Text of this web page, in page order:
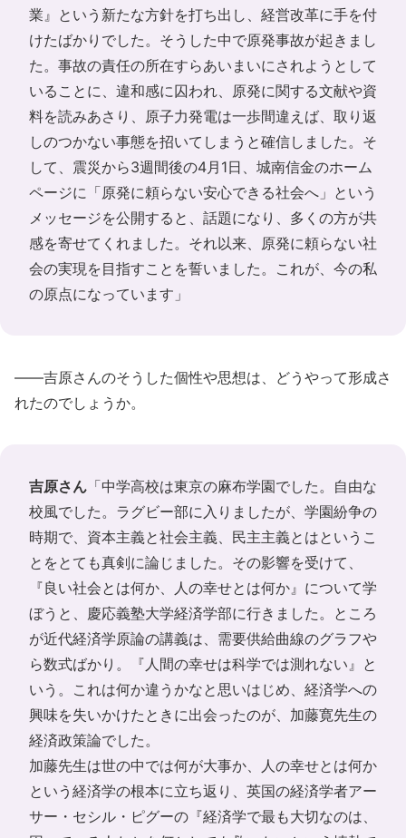
業』という新たな方針を打ち出し、経営改革に手を付
けたばかりでした。そうした中で原発事故が起きまし
た。事故の責任の所在すらあいまいにされようとして
いることに、違和感に囚われ、原発に関する文献や資
料を読みあさり、原子力発電は一歩間違えば、取り返
しのつかない事態を招いてしまうと確信しました。そ
して、震災から3週間後の4月1日、城南信金のホーム
ページに「原発に頼らない安心できる社会へ」という
メッセージを公開すると、話題になり、多くの方が共
感を寄せてくれました。それ以来、原発に頼らない社
会の実現を目指すことを誓いました。これが、今の私
の原点になっています」
――吉原さんのそうした個性や思想は、どうやって形成さ
れたのでしょうか。
吉原さん 「中学高校は東京の麻布学園でした。自由な
校風でした。ラグビー部に入りましたが、学園紛争の
時期で、資本主義と社会主義、民主主義とはというこ
とをとても真剣に論じました。その影響を受けて、
『良い社会とは何か、人の幸せとは何か』について学
ぼうと、慶応義塾大学経済学部に行きました。ところ
が近代経済学原論の講義は、需要供給曲線のグラフや
ら数式ばかり。『人間の幸せは科学では測れない』と
いう。これは何か違うかなと思いはじめ、経済学への
興味を失いかけたときに出会ったのが、加藤寛先生の
経済政策論でした。
加藤先生は世の中では何が大事か、人の幸せとは何か
という経済学の根本に立ち返り、英国の経済学者アー
サー・セシル・ピグーの『経済学で最も大切なのは、